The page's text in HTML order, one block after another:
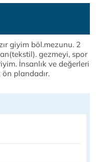
giyim böl.mezunu. 2
gezmeyi, spor
İnsanlık ve değerleri
plandadır.